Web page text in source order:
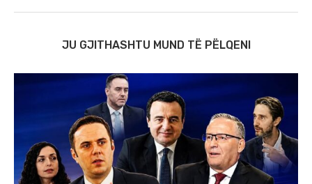
JU GJITHASHTU MUND TË PËLQENI